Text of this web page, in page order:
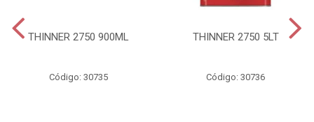
THINNER 2750 900ML
Código: 30735
THINNER 2750 5LT
Código: 30736